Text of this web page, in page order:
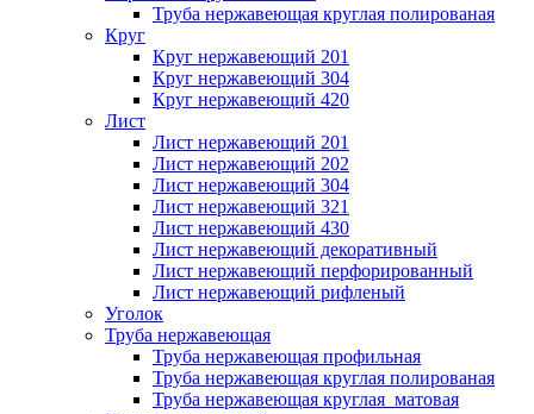
Труба нержавеющая круглая полированая
Круг
Круг нержавеющий 201
Круг нержавеющий 304
Круг нержавеющий 420
Лист
Лист нержавеющий 201
Лист нержавеющий 202
Лист нержавеющий 304
Лист нержавеющий 321
Лист нержавеющий 430
Лист нержавеющий декоративный
Лист нержавеющий перфорированный
Лист нержавеющий рифленый
Уголок
Труба нержавеющая
Труба нержавеющая профильная
Труба нержавеющая круглая полированая
Труба нержавеющая круглая матовая